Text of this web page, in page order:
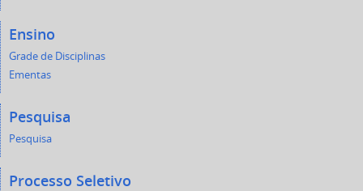
Ensino
Grade de Disciplinas
Ementas
Pesquisa
Pesquisa
Processo Seletivo